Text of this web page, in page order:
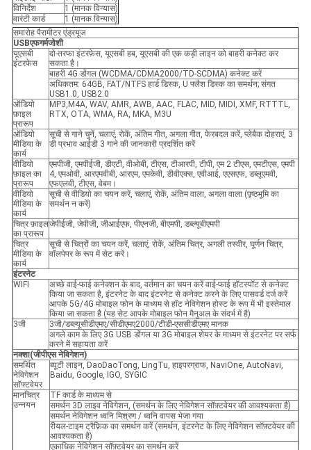
विनिर्देश
1 (मानक विन्यास)
वारंटी कार्ड
1 (मानक विन्यास)
समारोह पैरामीटर एंड्रयूज
USBएफगर्मजोशी
यूएसबी
इंटरफेस
दो-तरफा इंटरफ़ेस, यूएसबी हब, यूएसबी की एक कड़ी लाइन को बाहरी कनेक्ट कर
सकता है।
बाहरी 4G डोंगल (WCDMA/CDMA2000/TD-SCDMA) कनेक्ट करें
अधिकतम: 64GB, FAT/NTFS हार्ड डिस्क, U फ्लैश डिस्क का समर्थन; संगत
USB1.0, USB2.0
ऑडियो
फ़ाइल
प्रारूप
MP3,M4A, WAV, AMR, AWB, AAC, FLAC, MID, MIDI, XMF, RTTTL,
RTX, OTA, WMA, RA, MKA, M3U
ऑडियो
मीडिया के
कार्य
सूची से गाने चुनें, चलाएं, रोकें, अंतिम गीत, अगला गीत, फेरबदल करें, प्लेबैक दोहराएं, 3
डी प्रभाव आईडी 3 गाने की जानकारी प्रदर्शित करें
वीडियो
फ़ाइल का
प्रारूप
एमपीजी, एमपीईजी, डीएटी, वीओबी, टीएस, टीआरपी, टीपी, एम 2 टीएस, एमटीएस, एमपी
4, एमओवी, आरएमवीबी, आरएम, एमकेवी, डीवीएक्स, एवीआई, एएसएफ, डब्लूएमवी,
एफएलवी, टीएस, वेबम।
वीडियो
मीडिया के
कार्य
सूची से वीडियो का चयन करें, चलाएं, रोकें, अंतिम वाला, अगला वाला (पृष्ठभूमि का
समर्थन न करें)
चित्र फ़ाइल
का प्रारूप
जेपीईजी, जेपीजी, जीआईएफ, पीएनजी, बीएमपी, डब्ल्यूबीएमपी
चित्र
मीडिया के
कार्य
सूची से चित्रों का चयन करें, चलाएं, रोकें, अंतिम चित्र, अगली तस्वीर, घूर्णन चित्र,
वॉलपेपर के रूप में सेट करें।
इंटरनेट
WIFI
अच्छे वाई-फाई कनेक्शन के बाद, वर्तमान का चयन करें वाई-फाई हॉटस्पॉट से कनेक्ट
किया जा सकता है, इंटरनेट के बाद इंटरनेट से कनेक्ट करने के लिए पासवर्ड दर्ज करें
आपके 5G/4G मोबाइल फोन के माध्यम से हॉट नेविगेशन होस्ट के रूप में भी इस्तेमाल
किया जा सकता है (यह सेट आपके मोबाइल फोन मैनुअल के संदर्भ में है)
3जी
3जी/डब्ल्यूसीडीएमए/सीडीएमए2000/टीडी-एससीडीएमए मानक
अगले काम के लिए 3G USB डोंगल या 3G मोबाइल शेयर के माध्यम से इंटरनेट पर सर्फ
करने में सहायता करें
नक्शा(जीपीएस नेविगेशन)
समर्थित
नेविगेशन
सॉफ्टवेयर
ब्यूटी लाइन, DaoDaoTong, LingTu, हाइपरग्राफ, NaviOne, AutoNavi,
Baidu, Google, IGO, SYGIC
मानचित्र
उन्नयन
TF कार्ड के माध्यम से
समर्थन 3D लाइव नेविगेशन, (समर्थन के लिए नेविगेशन सॉफ़्टवेयर की आवश्यकता है)
समर्थन नेविगेशन ध्वनि मिश्रण / ध्वनि वापस भेजा गया
रीयल-टाइम ट्रैफ़िक का समर्थन करें (समर्थन, इंटरनेट के लिए नेविगेशन सॉफ़्टवेयर की
आवश्यकता है)
एकाधिक नेविगेशन सॉफ़्टवेयर का समर्थन करें